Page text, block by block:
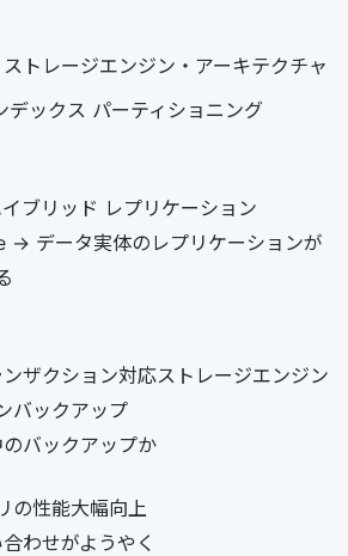
トレージエンジン・アーキテクチャ
デックス パーティショニング
ブリッド レプリケーション
-> データ実体のレプリケーションが
ザクション対応ストレージエンジン
バックアップ
バックアップか
の性能大幅向上
わせがようやく